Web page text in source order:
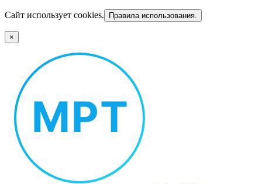
Сайт использует cookies. Правила использования.
×